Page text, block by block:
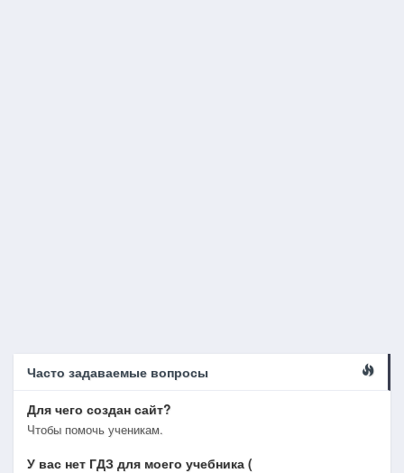
Часто задаваемые вопросы
Для чего создан сайт?
Чтобы помочь ученикам.
У вас нет ГДЗ для моего учебника (